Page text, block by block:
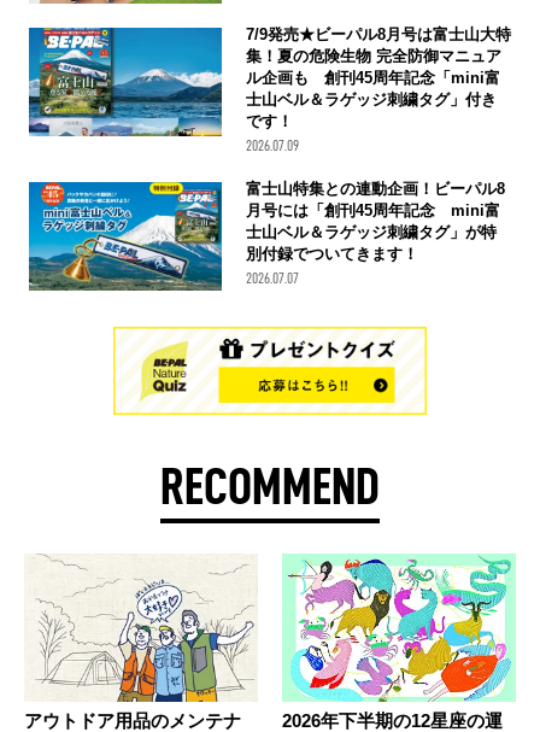
7/9発売★ビーパル8月号は富士山大特
集！夏の危険生物 完全防御マニュア
ル企画も 創刊45周年記念「mini富
士山ベル＆ラゲッジ刺繍タグ」付き
です！
2026.07.09
富士山特集との連動企画！ビーパル8
月号には「創刊45周年記念 mini富
士山ベル＆ラゲッジ刺繍タグ」が特
別付録でついてきます！
2026.07.07
RECOMMEND
アウトドア用品のメンテナ
2026年下半期の12星座の運